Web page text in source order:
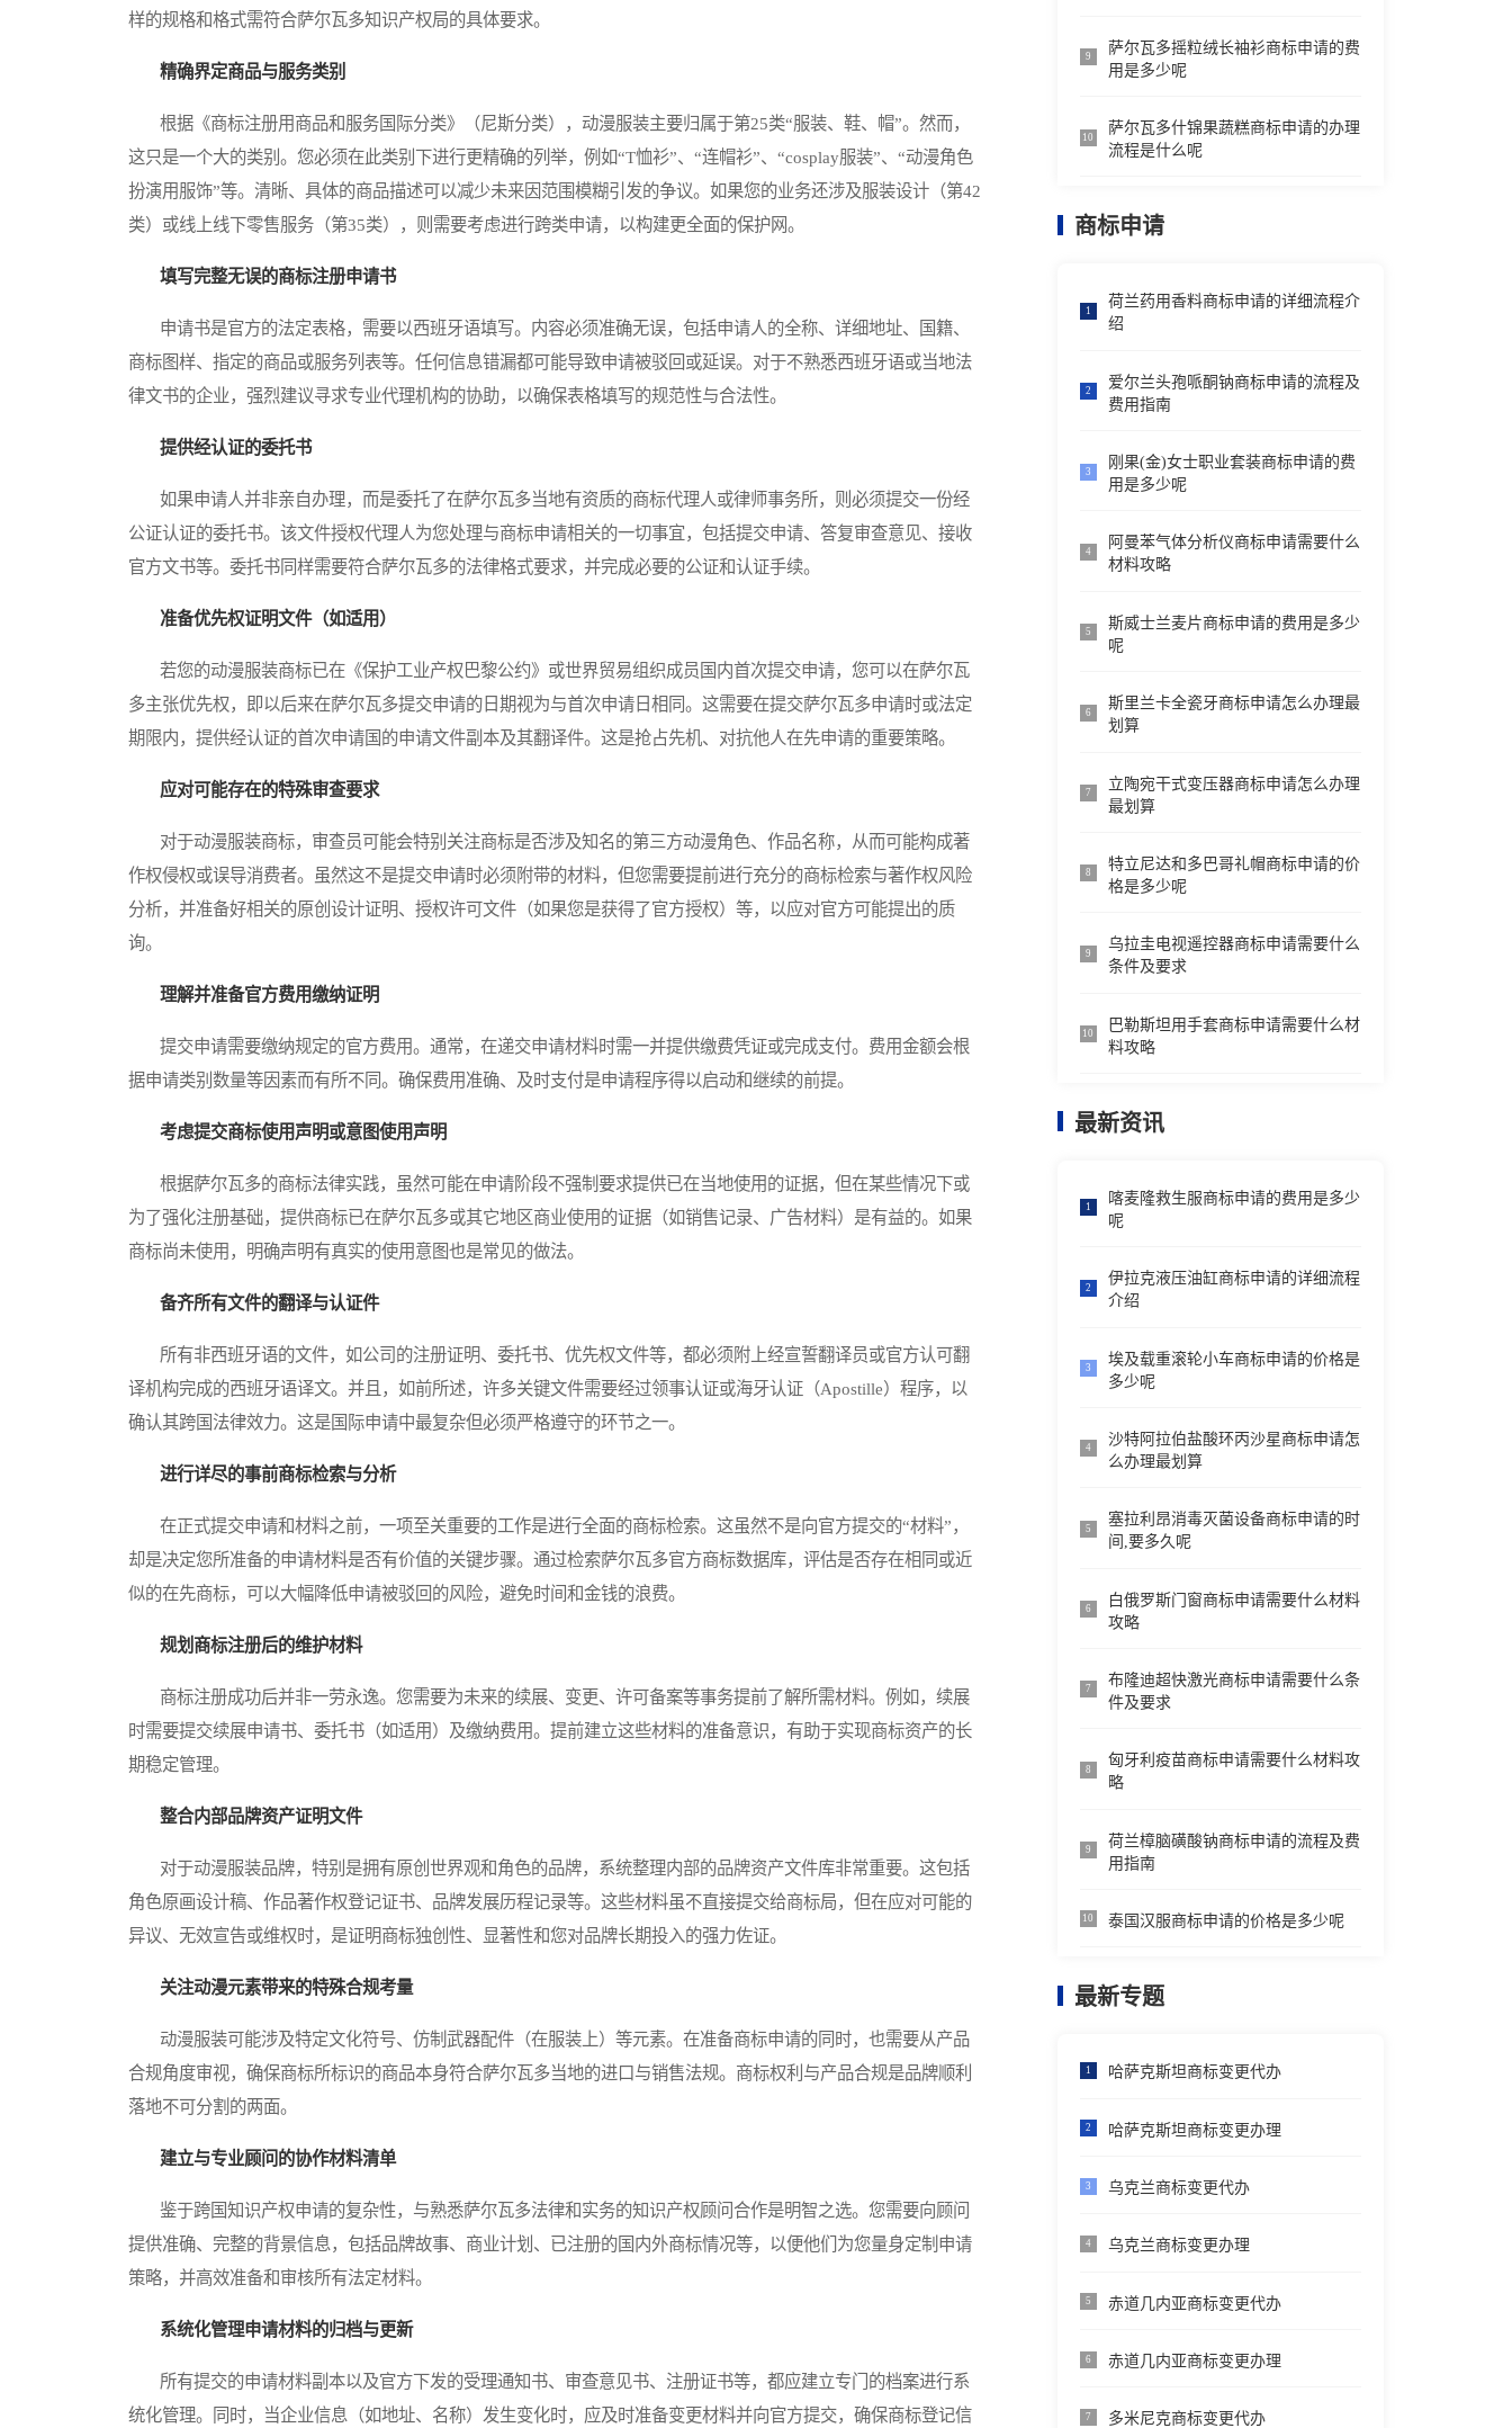
样的规格和格式需符合萨尔瓦多知识产权局的具体要求。
精确界定商品与服务类别
根据《商标注册用商品和服务国际分类》（尼斯分类），动漫服装主要归属于第25类“服装、鞋、帽”。然而，
这只是一个大的类别。您必须在此类别下进行更精确的列举，例如“T恤衫”、“连帽衫”、“cosplay服装”、“动漫角色
扮演用服饰”等。清晰、具体的商品描述可以减少未来因范围模糊引发的争议。如果您的业务还涉及服装设计（第42
类）或线上线下零售服务（第35类），则需要考虑进行跨类申请，以构建更全面的保护网。
填写完整无误的商标注册申请书
申请书是官方的法定表格，需要以西班牙语填写。内容必须准确无误，包括申请人的全称、详细地址、国籍、
商标图样、指定的商品或服务列表等。任何信息错漏都可能导致申请被驳回或延误。对于不熟悉西班牙语或当地法
律文书的企业，强烈建议寻求专业代理机构的协助，以确保表格填写的规范性与合法性。
提供经认证的委托书
如果申请人并非亲自办理，而是委托了在萨尔瓦多当地有资质的商标代理人或律师事务所，则必须提交一份经
公证认证的委托书。该文件授权代理人为您处理与商标申请相关的一切事宜，包括提交申请、答复审查意见、接收
官方文书等。委托书同样需要符合萨尔瓦多的法律格式要求，并完成必要的公证和认证手续。
准备优先权证明文件（如适用）
若您的动漫服装商标已在《保护工业产权巴黎公约》或世界贸易组织成员国内首次提交申请，您可以在萨尔瓦
多主张优先权，即以后来在萨尔瓦多提交申请的日期视为与首次申请日相同。这需要在提交萨尔瓦多申请时或法定
期限内，提供经认证的首次申请国的申请文件副本及其翻译件。这是抢占先机、对抗他人在先申请的重要策略。
应对可能存在的特殊审查要求
对于动漫服装商标，审查员可能会特别关注商标是否涉及知名的第三方动漫角色、作品名称，从而可能构成著
作权侵权或误导消费者。虽然这不是提交申请时必须附带的材料，但您需要提前进行充分的商标检索与著作权风险
分析，并准备好相关的原创设计证明、授权许可文件（如果您是获得了官方授权）等，以应对官方可能提出的质
询。
理解并准备官方费用缴纳证明
提交申请需要缴纳规定的官方费用。通常，在递交申请材料时需一并提供缴费凭证或完成支付。费用金额会根
据申请类别数量等因素而有所不同。确保费用准确、及时支付是申请程序得以启动和继续的前提。
考虑提交商标使用声明或意图使用声明
根据萨尔瓦多的商标法律实践，虽然可能在申请阶段不强制要求提供已在当地使用的证据，但在某些情况下或
为了强化注册基础，提供商标已在萨尔瓦多或其它地区商业使用的证据（如销售记录、广告材料）是有益的。如果
商标尚未使用，明确声明有真实的使用意图也是常见的做法。
备齐所有文件的翻译与认证件
所有非西班牙语的文件，如公司的注册证明、委托书、优先权文件等，都必须附上经宣誓翻译员或官方认可翻
译机构完成的西班牙语译文。并且，如前所述，许多关键文件需要经过领事认证或海牙认证（Apostille）程序，以
确认其跨国法律效力。这是国际申请中最复杂但必须严格遵守的环节之一。
进行详尽的事前商标检索与分析
在正式提交申请和材料之前，一项至关重要的工作是进行全面的商标检索。这虽然不是向官方提交的“材料”，
却是决定您所准备的申请材料是否有价值的关键步骤。通过检索萨尔瓦多官方商标数据库，评估是否存在相同或近
似的在先商标，可以大幅降低申请被驳回的风险，避免时间和金钱的浪费。
规划商标注册后的维护材料
商标注册成功后并非一劳永逸。您需要为未来的续展、变更、许可备案等事务提前了解所需材料。例如，续展
时需要提交续展申请书、委托书（如适用）及缴纳费用。提前建立这些材料的准备意识，有助于实现商标资产的长
期稳定管理。
整合内部品牌资产证明文件
对于动漫服装品牌，特别是拥有原创世界观和角色的品牌，系统整理内部的品牌资产文件库非常重要。这包括
角色原画设计稿、作品著作权登记证书、品牌发展历程记录等。这些材料虽不直接提交给商标局，但在应对可能的
异议、无效宣告或维权时，是证明商标独创性、显著性和您对品牌长期投入的强力佐证。
关注动漫元素带来的特殊合规考量
动漫服装可能涉及特定文化符号、仿制武器配件（在服装上）等元素。在准备商标申请的同时，也需要从产品
合规角度审视，确保商标所标识的商品本身符合萨尔瓦多当地的进口与销售法规。商标权利与产品合规是品牌顺利
落地不可分割的两面。
建立与专业顾问的协作材料清单
鉴于跨国知识产权申请的复杂性，与熟悉萨尔瓦多法律和实务的知识产权顾问合作是明智之选。您需要向顾问
提供准确、完整的背景信息，包括品牌故事、商业计划、已注册的国内外商标情况等，以便他们为您量身定制申请
策略，并高效准备和审核所有法定材料。
系统化管理申请材料的归档与更新
所有提交的申请材料副本以及官方下发的受理通知书、审查意见书、注册证书等，都应建立专门的档案进行系
统化管理。同时，当企业信息（如地址、名称）发生变化时，应及时准备变更材料并向官方提交，确保商标登记信
9
萨尔瓦多摇粒绒长袖衫商标申请的费
用是多少呢
10
萨尔瓦多什锦果蔬糕商标申请的办理
流程是什么呢
商标申请
1
荷兰药用香料商标申请的详细流程介
绍
2
爱尔兰头孢哌酮钠商标申请的流程及
费用指南
3
刚果(金)女士职业套装商标申请的费
用是多少呢
4
阿曼苯气体分析仪商标申请需要什么
材料攻略
5
斯威士兰麦片商标申请的费用是多少
呢
6
斯里兰卡全瓷牙商标申请怎么办理最
划算
7
立陶宛干式变压器商标申请怎么办理
最划算
8
特立尼达和多巴哥礼帽商标申请的价
格是多少呢
9
乌拉圭电视遥控器商标申请需要什么
条件及要求
10
巴勒斯坦用手套商标申请需要什么材
料攻略
最新资讯
1
喀麦隆救生服商标申请的费用是多少
呢
2
伊拉克液压油缸商标申请的详细流程
介绍
3
埃及载重滚轮小车商标申请的价格是
多少呢
4
沙特阿拉伯盐酸环丙沙星商标申请怎
么办理最划算
5
塞拉利昂消毒灭菌设备商标申请的时
间,要多久呢
6
白俄罗斯门窗商标申请需要什么材料
攻略
7
布隆迪超快激光商标申请需要什么条
件及要求
8
匈牙利疫苗商标申请需要什么材料攻
略
9
荷兰樟脑磺酸钠商标申请的流程及费
用指南
10 泰国汉服商标申请的价格是多少呢
最新专题
1 哈萨克斯坦商标变更代办
2 哈萨克斯坦商标变更办理
3 乌克兰商标变更代办
4 乌克兰商标变更办理
5 赤道几内亚商标变更代办
6 赤道几内亚商标变更办理
7 多米尼克商标变更代办